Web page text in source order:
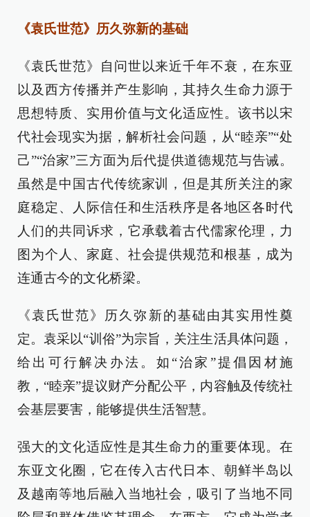
《袁氏世范》历久弥新的基础
《袁氏世范》自问世以来近千年不衰，在东亚
以及西方传播并产生影响，其持久生命力源于
思想特质、实用价值与文化适应性。该书以宋
代社会现实为据，解析社会问题，从“睦亲”“处
己”“治家”三方面为后代提供道德规范与告诫。
虽然是中国古代传统家训，但是其所关注的家
庭稳定、人际信任和生活秩序是各地区各时代
人们的共同诉求，它承载着古代儒家伦理，力
图为个人、家庭、社会提供规范和根基，成为
连通古今的文化桥梁。
《袁氏世范》历久弥新的基础由其实用性奠
定。袁采以“训俗”为宗旨，关注生活具体问题，
给出可行解决办法。如“治家”提倡因材施
教，“睦亲”提议财产分配公平，内容触及传统社
会基层要害，能够提供生活智慧。
强大的文化适应性是其生命力的重要体现。在
东亚文化圈，它在传入古代日本、朝鲜半岛以
及越南等地后融入当地社会，吸引了当地不同